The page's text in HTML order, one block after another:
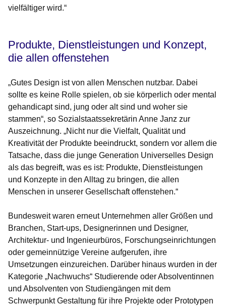
vielfältiger wird.“
Produkte, Dienstleistungen und Konzept,
die allen offenstehen
„Gutes Design ist von allen Menschen nutzbar. Dabei
sollte es keine Rolle spielen, ob sie körperlich oder mental
gehandicapt sind, jung oder alt sind und woher sie
stammen“, so Sozialstaatssekretärin Anne Janz zur
Auszeichnung. „Nicht nur die Vielfalt, Qualität und
Kreativität der Produkte beeindruckt, sondern vor allem die
Tatsache, dass die junge Generation Universelles Design
als das begreift, was es ist: Produkte, Dienstleistungen
und Konzepte in den Alltag zu bringen, die allen
Menschen in unserer Gesellschaft offenstehen.“
Bundesweit waren erneut Unternehmen aller Größen und
Branchen, Start-ups, Designerinnen und Designer,
Architektur- und Ingenieurbüros, Forschungseinrichtungen
oder gemeinnützige Vereine aufgerufen, ihre
Umsetzungen einzureichen. Darüber hinaus wurden in der
Kategorie „Nachwuchs“ Studierende oder Absolventinnen
und Absolventen von Studiengängen mit dem
Schwerpunkt Gestaltung für ihre Projekte oder Prototypen